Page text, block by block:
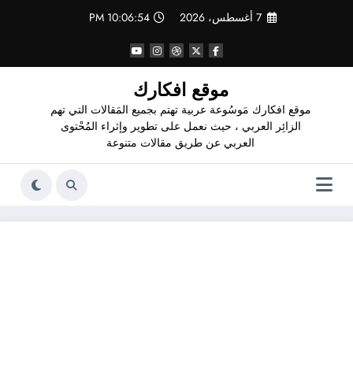
7 أغسطس، 2026 10:06:55 PM
موقع افكارك
موقع افكارك مَوسُوعة عربية تهتم بجميع المَقالات التي تهم
الزائِر العربي ، حيث نعمل على تطوير وإثراء المُحْتوى
العربي عن طريق مقالات متنوعة